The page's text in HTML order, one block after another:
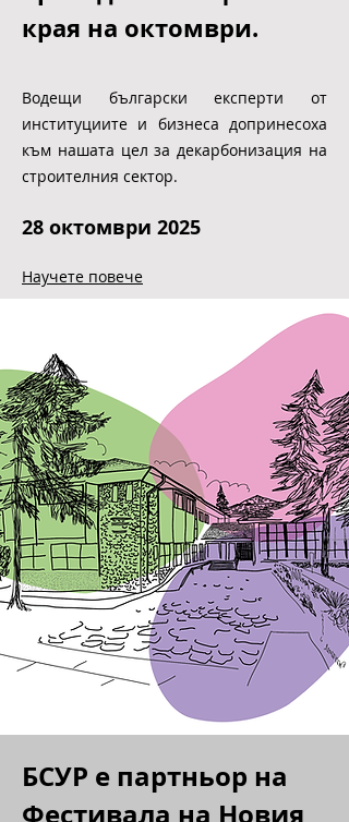
#BeBoldOnBuildings се
края на октомври.
Водещи български експерти от
институциите и бизнеса допринесоха
към нашата цел за декарбонизация на
строителния сектор.
28 октомври 2025